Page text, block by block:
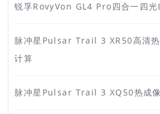
锐孚RovyVon GL4 Pro四合一四光
脉冲星Pulsar Trail 3 XR50高清
计算
脉冲星Pulsar Trail 3 XQ50热成